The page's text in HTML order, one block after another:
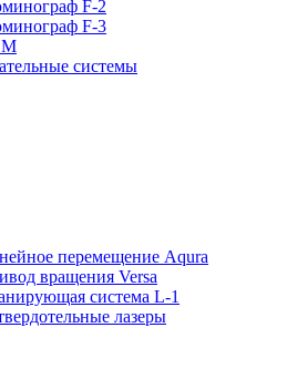
F-2
F-3
системы
перемещение Aqura
вращения Versa
система L-1
лазеры